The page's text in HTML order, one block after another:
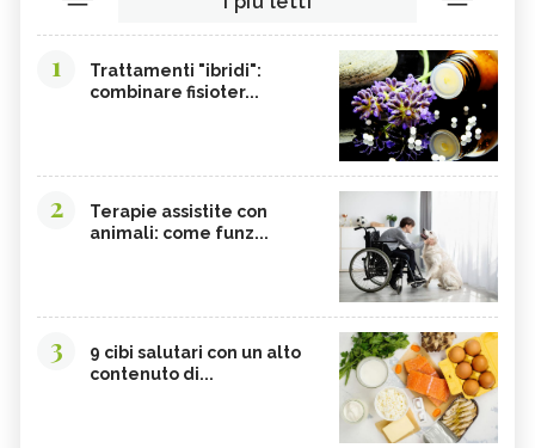
1
Trattamenti "ibridi":
combinare fisioter...
2
Terapie assistite con
animali: come funz...
3
9 cibi salutari con un alto
contenuto di...